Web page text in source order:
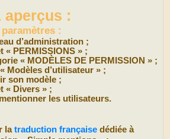
aperçus :
:
d’administration ;
« PERMISSIONS » ;
« MODÈLES DE PERMISSION » ;
Modèles d’utilisateur » ;
son modèle ;
« Divers » ;
les utilisateurs.
latraduction française dédiée à